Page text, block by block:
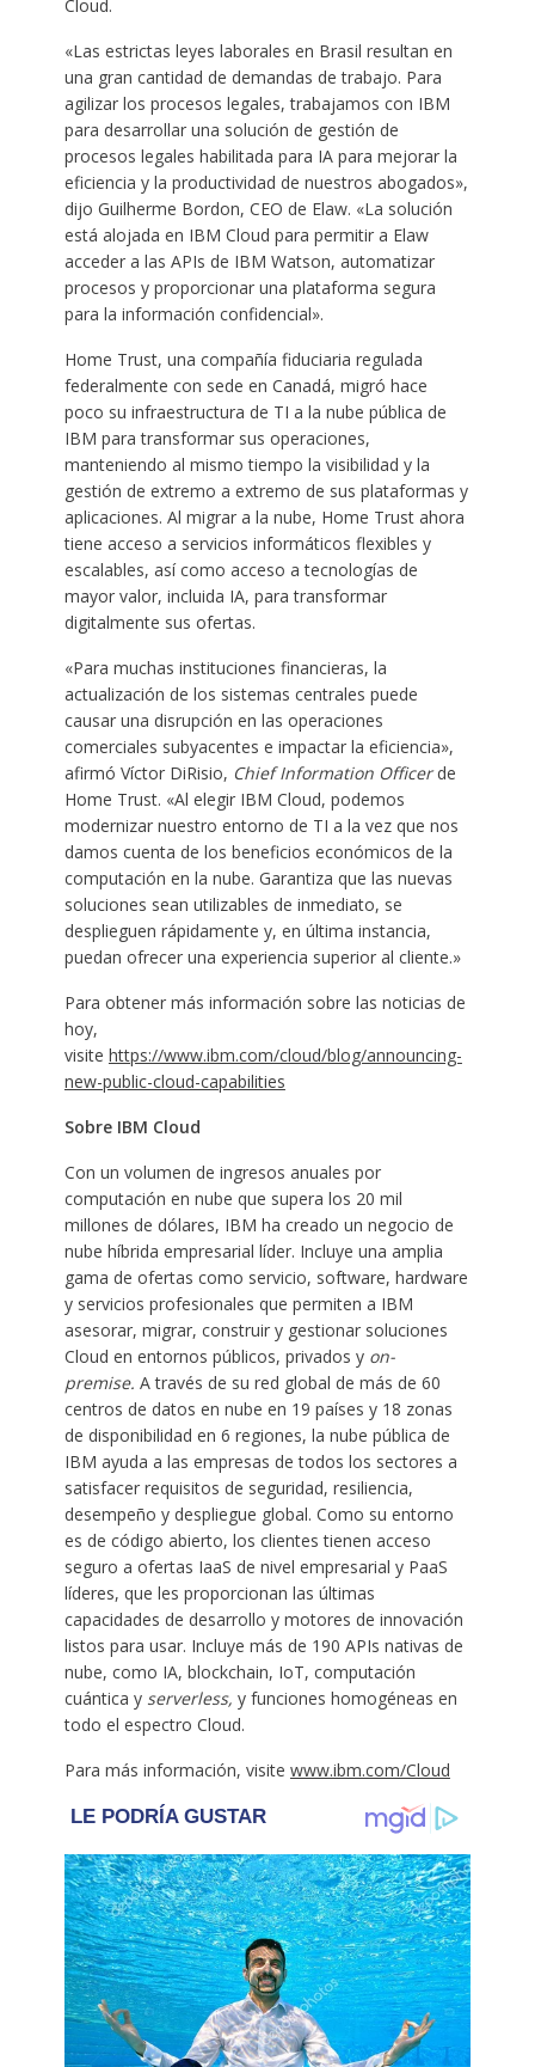
Cloud.
«Las estrictas leyes laborales en Brasil resultan en
una gran cantidad de demandas de trabajo. Para
agilizar los procesos legales, trabajamos con IBM
para desarrollar una solución de gestión de
procesos legales habilitada para IA para mejorar la
eficiencia y la productividad de nuestros abogados»,
dijo Guilherme Bordon, CEO de Elaw. «La solución
está alojada en IBM Cloud para permitir a Elaw
acceder a las APIs de IBM Watson, automatizar
procesos y proporcionar una plataforma segura
para la información confidencial».
Home Trust, una compañía fiduciaria regulada
federalmente con sede en Canadá, migró hace
poco su infraestructura de TI a la nube pública de
IBM para transformar sus operaciones,
manteniendo al mismo tiempo la visibilidad y la
gestión de extremo a extremo de sus plataformas y
aplicaciones. Al migrar a la nube, Home Trust ahora
tiene acceso a servicios informáticos flexibles y
escalables, así como acceso a tecnologías de
mayor valor, incluida IA, para transformar
digitalmente sus ofertas.
«Para muchas instituciones financieras, la
actualización de los sistemas centrales puede
causar una disrupción en las operaciones
comerciales subyacentes e impactar la eficiencia»,
afirmó Víctor DiRisio, Chief Information Officerde
Home Trust. «Al elegir IBM Cloud, podemos
modernizar nuestro entorno de TI a la vez que nos
damos cuenta de los beneficios económicos de la
computación en la nube. Garantiza que las nuevas
soluciones sean utilizables de inmediato, se
desplieguen rápidamente y, en última instancia,
puedan ofrecer una experiencia superior al cliente.»
Para obtener más información sobre las noticias de
hoy,
visite https://www.ibm.com/cloud/blog/announcing-
new-public-cloud-capabilities
Sobre IBM Cloud
Con un volumen de ingresos anuales por
computación en nube que supera los 20 mil
millones de dólares, IBM ha creado un negocio de
nube híbrida empresarial líder. Incluye una amplia
gama de ofertas como servicio, software, hardware
y servicios profesionales que permiten a IBM
asesorar, migrar, construir y gestionar soluciones
Cloud en entornos públicos, privados y on-
premise. A través de su red global de más de 60
centros de datos en nube en 19 países y 18 zonas
de disponibilidad en 6 regiones, la nube pública de
IBM ayuda a las empresas de todos los sectores a
satisfacer requisitos de seguridad, resiliencia,
desempeño y despliegue global. Como su entorno
es de código abierto, los clientes tienen acceso
seguro a ofertas IaaS de nivel empresarial y PaaS
líderes, que les proporcionan las últimas
capacidades de desarrollo y motores de innovación
listos para usar. Incluye más de 190 APIs nativas de
nube, como IA, blockchain, IoT, computación
cuántica y serverless, y funciones homogéneas en
todo el espectro Cloud.
Para más información, visite www.ibm.com/Cloud